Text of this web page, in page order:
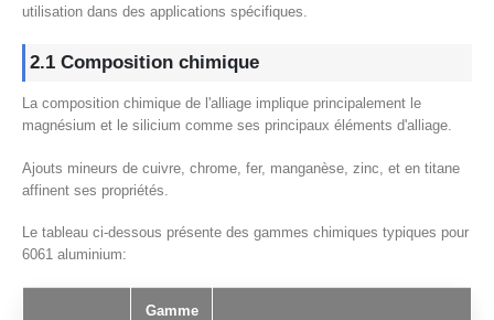
utilisation dans des applications spécifiques.
2.1 Composition chimique
La composition chimique de l'alliage implique principalement le
magnésium et le silicium comme ses principaux éléments d'alliage.
Ajouts mineurs de cuivre, chrome, fer, manganèse, zinc, et en titane
affinent ses propriétés.
Le tableau ci-dessous présente des gammes chimiques typiques pour
6061 aluminium:
Gamme